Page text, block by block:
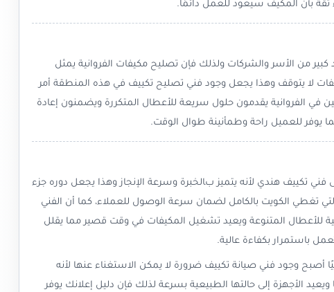
ثقة بأن المكيف سيعود للعمل دائمًا.
كبير من الأسر والشركات ولذلك فإن تصليح مكيفات الفروانية يمثل
لا يتوقف وهذا يجعل وجود فني تصليح تكييف في هذه المنطقة أمر
في الفروانية يقدمون حلول سريعة للأعطال المتكررة ويضمنون إعادة
للعميل راحة وطمأنينة طوال الوقت.
تكييف هندي لأنه يتميز بالخبرة وسرعة الإنجاز وهذا يجعل دوره جزء
تغطي الكويت بالكامل لضمان سرعة الوصول للعملاء، كما أن الفني
للأعطال المتنوعة ويعيد تشغيل المكيفات في وقت قصير مما يقلل
باستمرار بكفاءة عالية.
أصبح وجود فني صيانة تكييف ضرورة لا يمكن الاستغناء عنها لأنه
الأجهزة إلى حالتها الطبيعية بسرعة لذلك فإن دليل إعلانك يوفر